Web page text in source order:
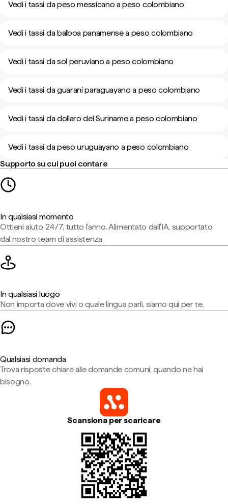
Vedi i tassi da peso messicano a peso colombiano
Vedi i tassi da balboa panamense a peso colombiano
Vedi i tassi da sol peruviano a peso colombiano
Vedi i tassi da guaraní paraguayano a peso colombiano
Vedi i tassi da dollaro del Suriname a peso colombiano
Vedi i tassi da peso uruguayano a peso colombiano
Supporto su cui puoi contare
In qualsiasi momento
Ottieni aiuto 24/7, tutto l'anno. Alimentato dall'IA, supportato
dal nostro team di assistenza.
In qualsiasi luogo
Non importa dove vivi o quale lingua parli, siamo qui per te.
Qualsiasi domanda
Trova risposte chiare alle domande comuni, quando ne hai
bisogno.
Scansiona per scaricare